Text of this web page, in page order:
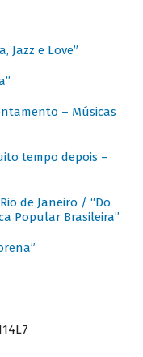
Jazz e Love”
– Músicas
tempo depois –
de Janeiro / “Do
Popular Brasileira”